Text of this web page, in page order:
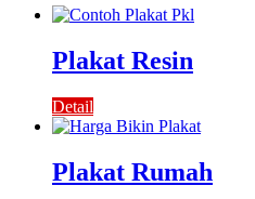
Plakat Resin
Detail
Plakat Rumah